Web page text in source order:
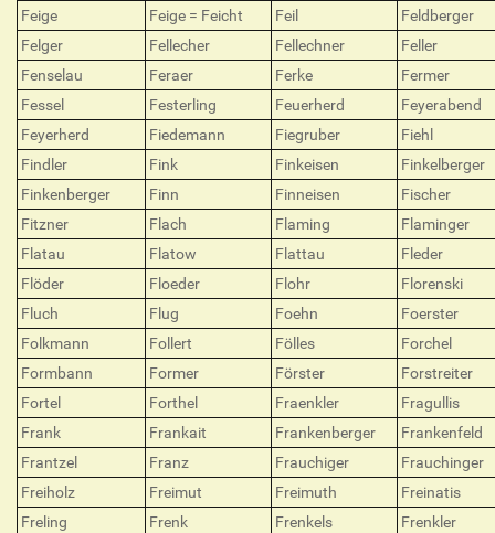
Feige
Feige = Feicht Feil
Feldberger
Felger
Fellecher Fellechner
Feller
Fenselau
Feraer Ferke
Fermer
Fessel
Festerling Feuerherd
Feyerabend
Feyerherd
Fiedemann Fiegruber
Fiehl
Findler
Fink Finkeisen
Finkelberger
Finkenberger
Finn Finneisen
Fischer
Fitzner
Flach Flaming
Flaminger
Flatau
Flatow Flattau
Fleder
Flöder
Floeder Flohr
Florenski
Fluch
Flug Foehn
Foerster
Folkmann
Follert Fölles
Forchel
Formbann
Former Förster
Forstreiter
Fortel
Forthel Fraenkler
Fragullis
Frank
Frankait Frankenberger
Frankenfeld
Frantzel
Franz Frauchiger
Frauchinger
Freiholz
Freimut Freimuth
Freinatis
Freling
Frenk Frenkels
Frenkler